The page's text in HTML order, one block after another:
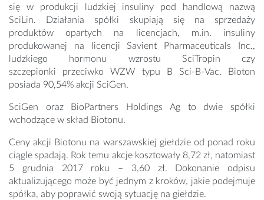
się w produkcji ludzkiej insuliny pod handlową nazwą
SciLin. Działania spółki skupiają się na sprzedaży
produktów opartych na licencjach, m.in. insuliny
produkowanej na licencji Savient Pharmaceuticals Inc.,
ludzkiego hormonu wzrostu SciTropin czy
szczepionki przeciwko WZW typu B Sci-B-Vac. Bioton
posiada 90,54% akcji SciGen.
SciGen oraz BioPartners Holdings Ag to dwie spółki
wchodzące w skład Biotonu.
Ceny akcji Biotonu na warszawskiej giełdzie od ponad roku
ciągle spadają. Rok temu akcje kosztowały 8,72 zł, natomiast
5 grudnia 2017 roku – 3,60 zł. Dokonanie odpisu
aktualizującego może być jednym z kroków, jakie podejmuje
spółka, aby poprawić swoją sytuację na giełdzie.